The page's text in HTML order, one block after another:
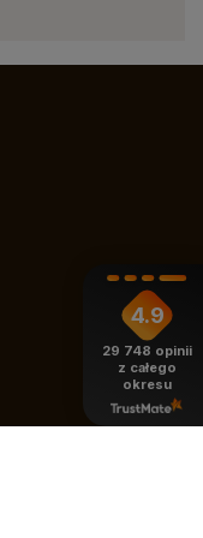
4.9
29 748 opinii
z całego
okresu